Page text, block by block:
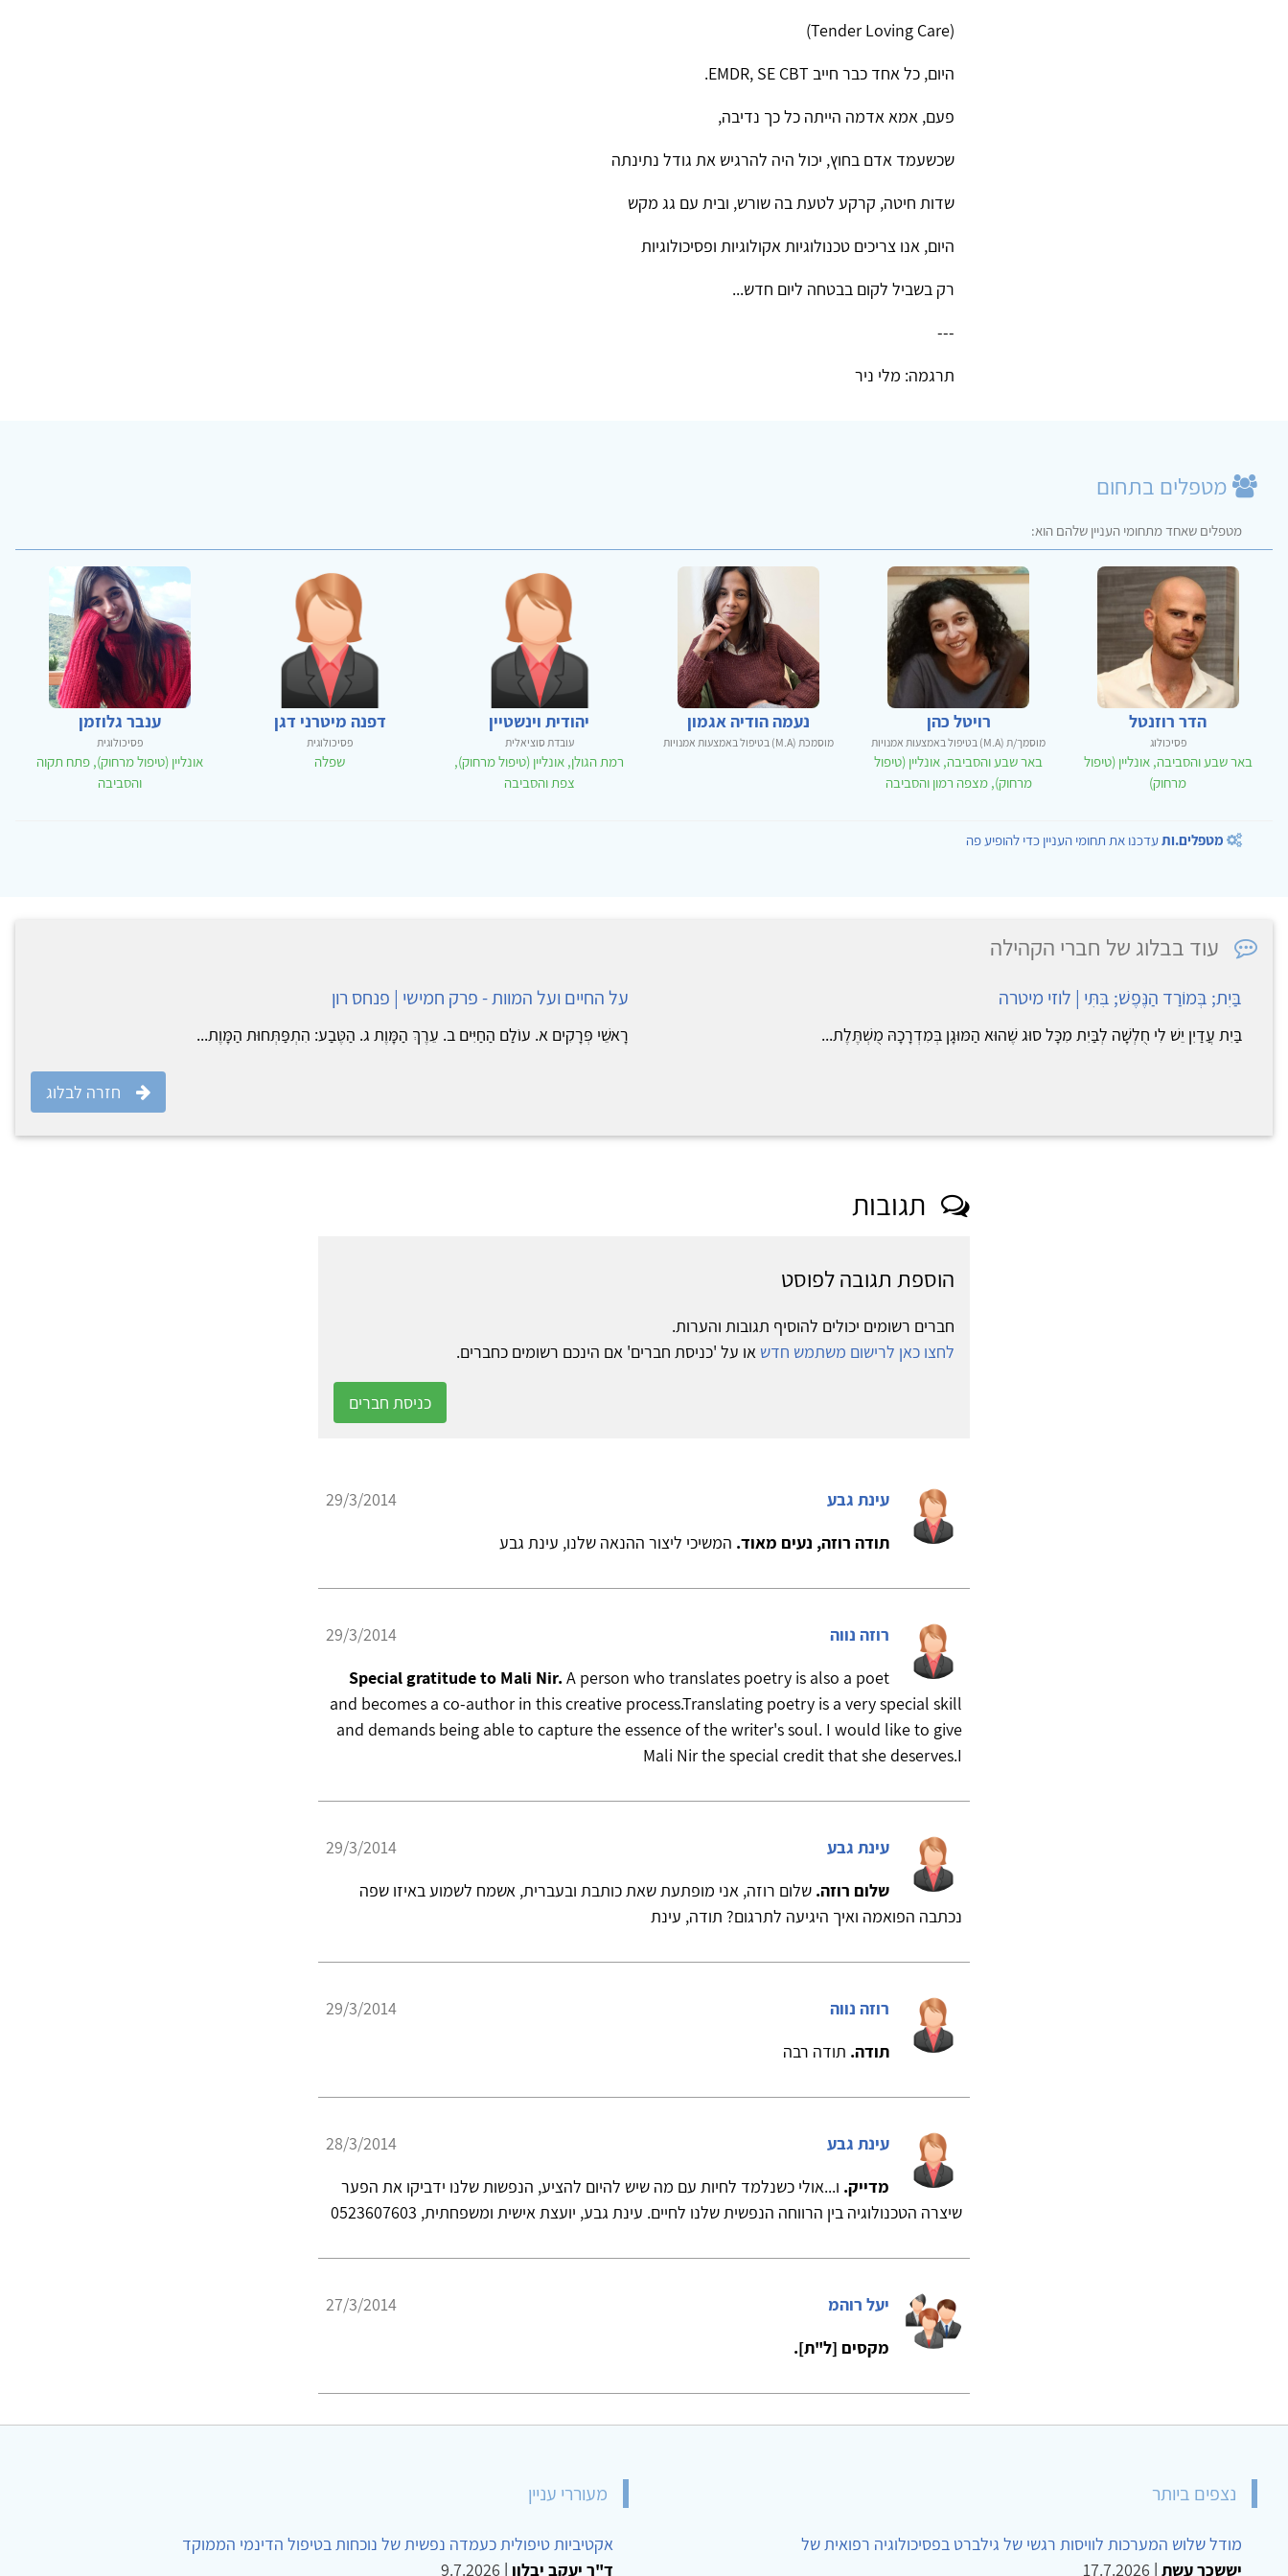
(Tender Loving Care)
היום, כל אחד כבר חייב EMDR, SE CBT.
פעם, אמא אדמה הייתה כל כך נדיבה,
שכשעמד אדם בחוץ, יכול היה להרגיש את גודל נתינתה
שדות חיטה, קרקע לטעת בה שורש, ובית עם גג מקש
היום, אנו צריכים טכנולוגיות אקולוגיות ופסיכולוגיות
רק בשביל לקום בבטחה ליום חדש...
---
תרגמה: מלי ניר
מטפלים בתחום
מטפלים שאחד מתחומי העניין שלהם הוא:
הדר רוזנטל
פסיכולוג
באר שבע והסביבה, אונליין (טיפול
מרחוק)
רויטל כהן
מוסמך/ת (M.A) בטיפול באמצעות אמנויות
באר שבע והסביבה, אונליין (טיפול
מרחוק), מצפה רמון והסביבה
נעמה הודיה אגמון
מוסמכת (M.A) בטיפול באמצעות אמנויות
יהודית וינשטיין
עובדת סוציאלית
רמת הגולן, אונליין (טיפול מרחוק),
צפת והסביבה
דפנה מיטרני דגן
פסיכולוגית
שפלה
ענבר גלוזמן
פסיכולוגית
אונליין (טיפול מרחוק), פתח תקוה
והסביבה
מטפלים.ותעדכנו את תחומי העניין כדי להופיע פה
עוד בבלוג של חברי הקהילה
בַּיִת; בְּמוֹרַד הַנֶּפֶשׁ; בִּתִּי | לוזי מיטרה
בַּיִת עֲדַיִן יֵשׁ לִי חֻלְשָׁה לְבַּיִת מִכָּל סוּג שֶׁהוּא הַמּוּגָן בְּמִדְרָכָהּ מֻשְׁתֶּלֶת...
על החיים ועל המוות - פרק חמישי | פנחס רון
רָאשֵׁי פְּרָקִים א. עוֹלַם הַחַיִּים ב. עֵרֶךְ הַמָּוֶת ג. הַטֶּבַע: הִתְפַּתְּחוּת הַמָּוֶת...
חזרה לבלוג
תגובות
הוספת תגובה לפוסט
חברים רשומים יכולים להוסיף תגובות והערות.
לחצו כאן לרישום משתמש חדש או על 'כניסת חברים' אם הינכם רשומים כחברים.
כניסת חברים
עינת גבע
29/3/2014
תודה רוזה, נעים מאוד. המשיכי ליצור ההנאה שלנו, עינת גבע
רוזה נווה
29/3/2014
Special gratitude to Mali Nir.A person who translates poetry is also a poet
and becomes a co-author in this creative process.Translating poetry is a very special skill
and demands being able to capture the essence of the writer's soul. I would like to give
Mali Nir the special credit that she deserves.I
עינת גבע
29/3/2014
שלום רוזה. שלום רוזה, אני מופתעת שאת כותבת ובעברית, אשמח לשמוע באיזו שפה
נכתבה הפואמה ואיך היגיעה לתרגום? תודה, עינת
רוזה נווה
29/3/2014
תודה. תודה רבה
עינת גבע
28/3/2014
מדייק. ו...אולי כשנלמד לחיות עם מה שיש להיום להציע, הנפשות שלנו ידביקו את הפער
שיצרה הטכנולוגיה בין הרווחה הנפשית שלנו לחיים. עינת גבע, יועצת אישית ומשפחתית, 0523607603
יעל רוהמ
27/3/2014
מקסים [ל"ת].
נצפים ביותר
מודל שלוש המערכות לוויסות רגשי של גילברט בפסיכולוגיה רפואית של
יששכר עשת |
17.7.2026
מעוררי עניין
אקטיביות טיפולית כעמדה נפשית של נוכחות בטיפול הדינמי הממוקד
ד"ר יעקב יבלון |
9.7.2026